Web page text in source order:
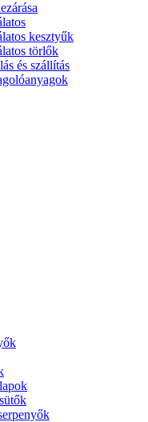
kesztyűk
törlők
és szállítás